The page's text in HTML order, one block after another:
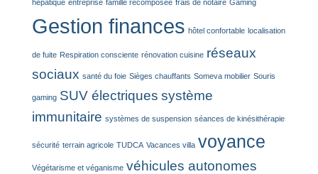
hépatique entreprise famille recomposée frais de notaire Gaming
Gestion finances hôtel confortable localisation
de fuite Respiration consciente rénovation cuisine réseaux
sociaux santé du foie Sièges chauffants Someva mobilier Souris
gaming SUV électriques système
immunitaire systèmes de suspension séances de kinésithérapie
sécurité terrain agricole TUDCA Vacances villa voyance
Végétarisme et véganisme véhicules autonomes